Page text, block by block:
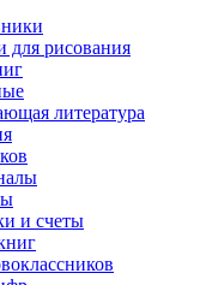
для рисования
литература
и счеты